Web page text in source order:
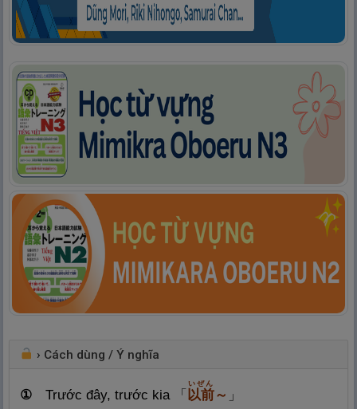
› Cách dùng / Ý nghĩa
① Trước đây, trước kia 「 以前
いぜん
～ 」